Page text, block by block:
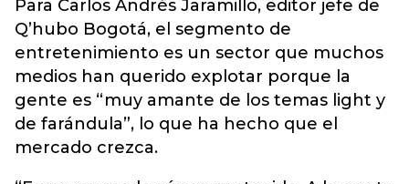
Para Carlos Andrés Jaramillo, editor jefe de
Q’hubo Bogotá, el segmento de
entretenimiento es un sector que muchos
medios han querido explotar porque la
gente es “muy amante de los temas light y
de farándula”, lo que ha hecho que el
mercado crezca.